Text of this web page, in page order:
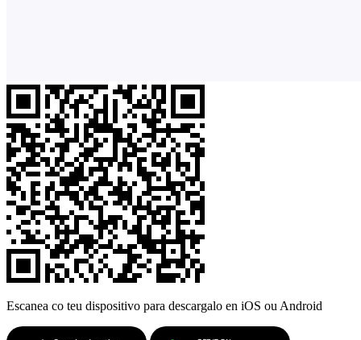
Escanea co teu dispositivo para descargalo en iOS ou Android